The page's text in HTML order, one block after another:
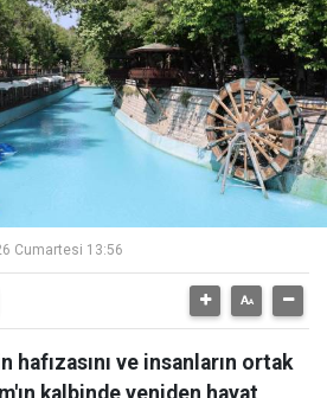
Cumartesi 13:56
hafızasını ve insanların ortak
kalbinde yeniden hayat